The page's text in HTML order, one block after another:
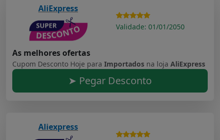
AliExpress
Validade: 01/01/2050
As melhores ofertas
Cupom Desconto Hoje para Importados na loja AliExpress
➤ Pegar Desconto
Aliexpress